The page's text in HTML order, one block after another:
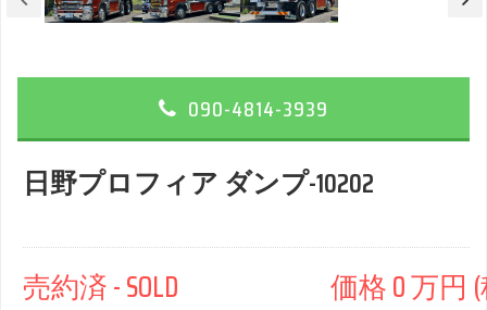
090-4814-3939
日野プロフィア ダンプ-10202
売約済 - SOLD 価格 0 万円 (